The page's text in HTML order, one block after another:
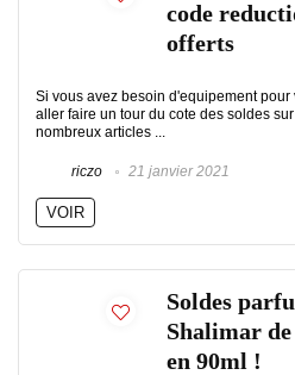
code
offerts
Si vous avez besoin d'equipement
aller faire un tour du cote des soldes
nombreux articles ...
riczo 21 janvier 2021
VOIR
Soldes
Shalimar
en 90ml !